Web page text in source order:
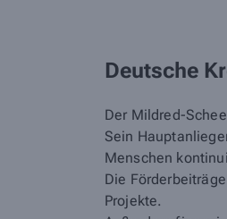
Deutsche
Der Mildred-
Sein
Menschen
Die
Projekte.